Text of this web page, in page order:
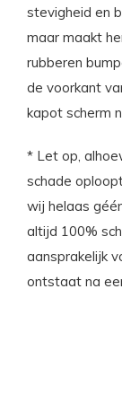
stevigheid en
maar maakt
rubberen
de voorkant
kapot scherm
* Let op,
schade
wij helaas
altijd 100%
aansprakelijk
ontstaat na